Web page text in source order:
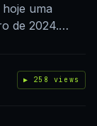
uma
de 2024.…
▶ 258 views